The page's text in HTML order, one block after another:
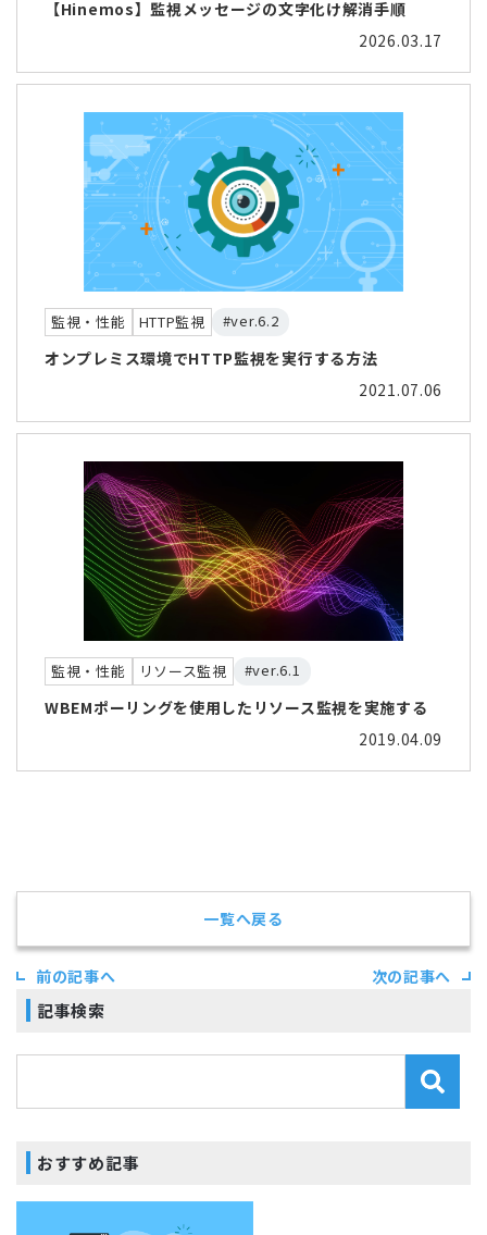
【Hinemos】監視メッセージの文字化け解消手順
2026.03.17
監視・性能 HTTP監視 #ver.6.2
オンプレミス環境でHTTP監視を実行する方法
2021.07.06
監視・性能 リソース監視 #ver.6.1
WBEMポーリングを使用したリソース監視を実施する
2019.04.09
前の記事へ
一覧へ戻る
次の記事へ
記事検索
おすすめ記事